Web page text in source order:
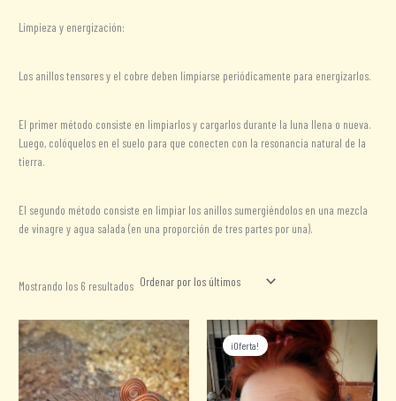
Limpieza y energización:
Los anillos tensores y el cobre deben limpiarse periódicamente para energizarlos.
El primer método consiste en limpiarlos y cargarlos durante la luna llena o nueva.
Luego, colóquelos en el suelo para que conecten con la resonancia natural de la
tierra.
El segundo método consiste en limpiar los anillos sumergiéndolos en una mezcla
de vinagre y agua salada (en una proporción de tres partes por una).
Mostrando los 6 resultadosOrdenado
últimos
¡Oferta!